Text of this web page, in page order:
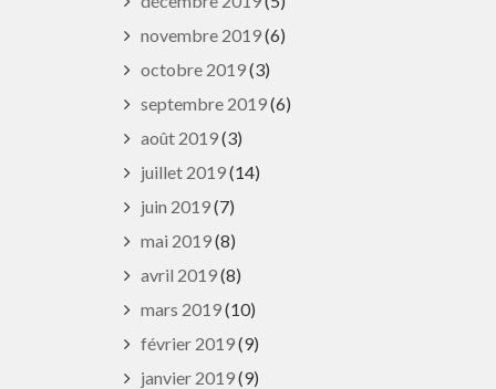
novembre 2019(6)
octobre 2019(3)
septembre 2019(6)
août 2019(3)
juillet 2019(14)
juin 2019(7)
mai 2019(8)
avril 2019(8)
mars 2019(10)
février 2019(9)
janvier 2019(9)
MAIRIE DE PULNOY
2 rue du Tir, 54425 Pulnoy
Lundi, mardi et jeudi : 8h - 12h |
14h - 18h
Mercredi et vendredi : 8h - 12h |
14/07 au 15/08